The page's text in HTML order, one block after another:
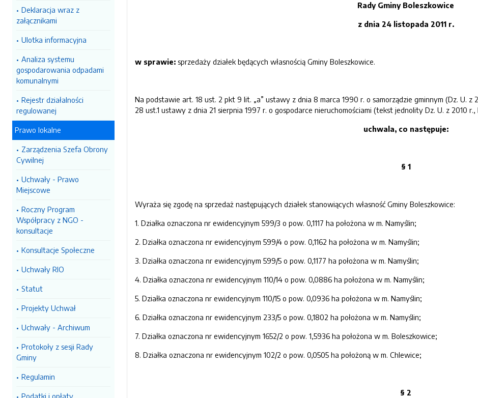
Deklaracja wraz z
załącznikami
Ulotka informacyjna
Analiza systemu
gospodarowania odpadami
komunalnymi
Rejestr działalności
regulowanej
Prawo lokalne
Zarządzenia Szefa Obrony
Cywilnej
Uchwały - Prawo
Miejscowe
Roczny Program
Współpracy z NGO -
konsultacje
Konsultacje Społeczne
Uchwały RIO
Statut
Projekty Uchwał
Uchwały - Archiwum
Protokoły z sesji Rady
Gminy
Regulamin
Podatki i opłaty
Rady Gminy Boleszkowice
z dnia 24 listopada 2011 r.
w sprawie: sprzedaży działek będących własnością Gminy Boleszkowice.
Na podstawie art. 18 ust. 2 pkt 9 lit. „a” ustawy z dnia 8 marca 1990 r. o samorządzie gminnym (Dz. U. z
28 ust.1 ustawy z dnia 21 sierpnia 1997 r. o gospodarce nieruchomościami (tekst jednolity Dz. U. z 2010
uchwala, co następuje:
§ 1
Wyraża się zgodę na sprzedaż następujących działek stanowiących własność Gminy Boleszkowice:
1. Działka oznaczona nr ewidencyjnym 599/3 o pow. 0,1117 ha położona w m. Namyślin;
2. Działka oznaczona nr ewidencyjnym 599/4 o pow. 0,1162 ha położona w m. Namyślin;
3. Działka oznaczona nr ewidencyjnym 599/5 o pow. 0,1177 ha położona w m. Namyślin;
4. Działka oznaczona nr ewidencyjnym 110/14 o pow. 0,0886 ha położona w m. Namyślin;
5. Działka oznaczona nr ewidencyjnym 110/15 o pow. 0,0936 ha położona w m. Namyślin;
6. Działka oznaczona nr ewidencyjnym 233/5 o pow. 0,1802 ha położona w m. Namyślin;
7. Działka oznaczona nr ewidencyjnym 1652/2 o pow. 1,5936 ha położona w m. Boleszkowice;
8. Działka oznaczona nr ewidencyjnym 102/2 o pow. 0,0505 ha położoną w m. Chlewice;
§ 2